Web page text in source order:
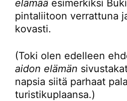
elämää esimerkiksi
pintaliitoon verrattuna
kovasti.
(Toki olen edelleen
aidon elämän
napsia siitä parhaat
turistikuplaansa.)